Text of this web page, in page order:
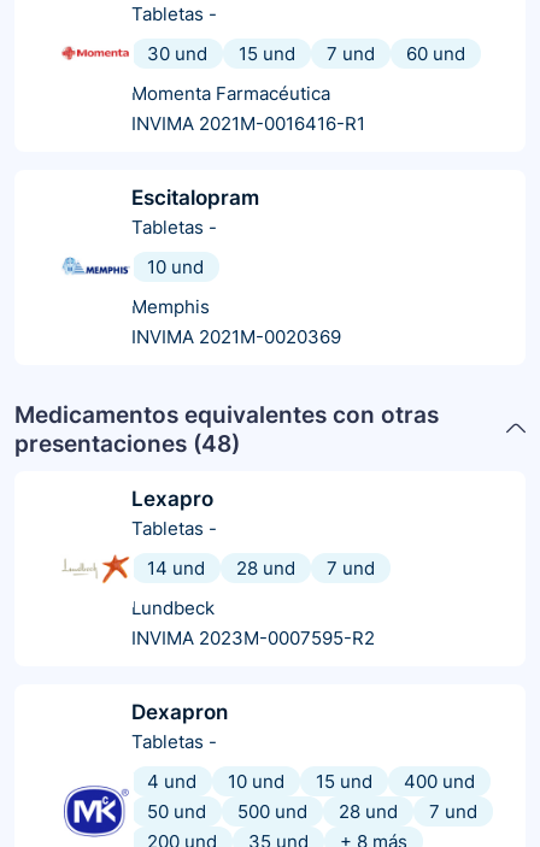
Tabletas -
30 und
15 und 7 und
60 und
Momenta Farmacéutica
INVIMA 2021M-0016416-R1
Escitalopram
Tabletas -
10 und
Memphis
INVIMA 2021M-0020369
Medicamentos equivalentes con otras
presentaciones (48)
Lexapro
Tabletas -
14 und
28 und
7 und
Lundbeck
INVIMA 2023M-0007595-R2
Dexapron
Tabletas -
4 und
10 und 15 und
400 und
50 und
500 und 28 und
7 und
200 und
35 und + 8 más